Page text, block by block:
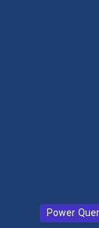
Power